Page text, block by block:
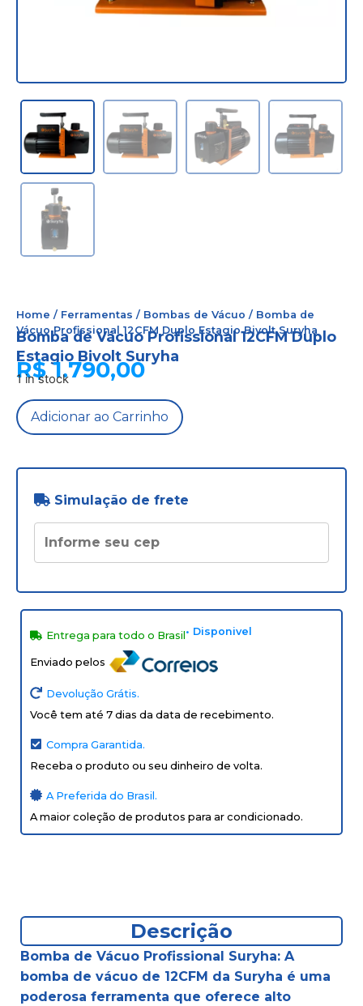
Home / Ferramentas / Bombas de Vácuo / Bomba de
Vácuo Profissional 12CFM Duplo Estagio Bivolt Suryha
Bomba de Vácuo Profissional 12CFM Duplo
Estagio Bivolt Suryha
R$1.790,00
1 in stock
Adicionar ao Carrinho
Simulação de frete
Entrega para todo o Brasil • Disponivel
Enviado pelos
Devolução Grátis.
Você tem até 7 dias da data de recebimento.
Compra Garantida.
Receba o produto ou seu dinheiro de volta.
A Preferida do Brasil.
A maior coleção de produtos para ar condicionado.
Descrição
Bomba de Vácuo Profissional Suryha: A
bomba de vácuo de 12CFM da Suryha é uma
poderosa ferramenta que oferece alto